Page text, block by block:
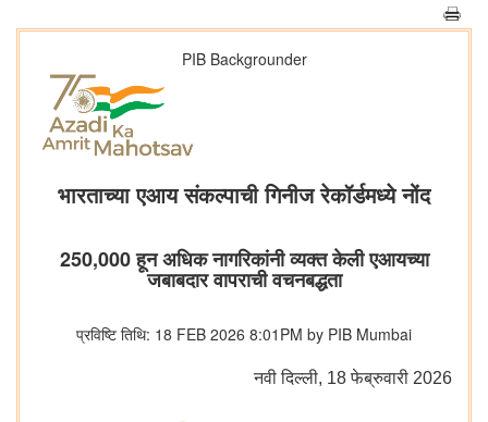
PIB Backgrounder
भारताच्या एआय संकल्पाची गिनीज रेकॉर्डमध्ये नोंद
250,000 हून अधिक नागरिकांनी व्यक्त केली एआयच्या
जबाबदार वापराची वचनबद्धता
प्रविष्टि तिथि: 18 FEB 2026 8:01PM by PIB Mumbai
नवी दिल्ली, 18 फेब्रुवारी 2026